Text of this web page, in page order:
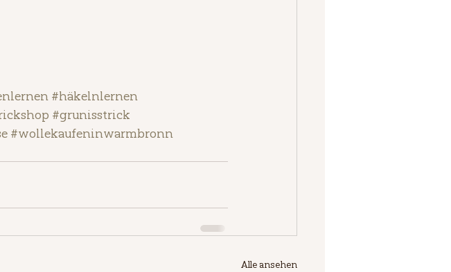
#häkelnlernen
#grunisstrick
#wollekaufeninwarmbronn
Alle ansehen